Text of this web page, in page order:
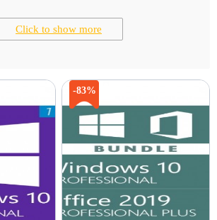
Click to show more
-83%